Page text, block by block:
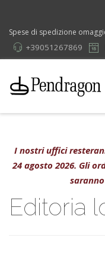
Spese di spedizione
+39051267869
I nostri uffici
24 agosto 2026. Gli
Editoria